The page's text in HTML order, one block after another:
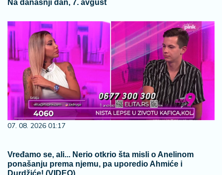
Na današnji dan, 7. avgust
07. 08. 2026 01:17
Vređamo se, ali... Nerio otkrio šta misli o Anelinom
ponašanju prema njemu, pa uporedio Ahmiće i
Durdžiće! (VIDEO)